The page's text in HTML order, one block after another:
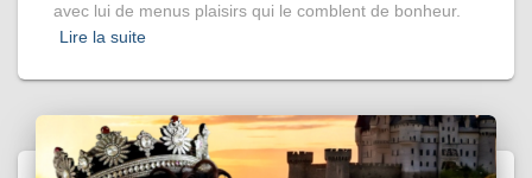
avec lui de menus plaisirs qui le comblent de bonheur.
Lire la suite